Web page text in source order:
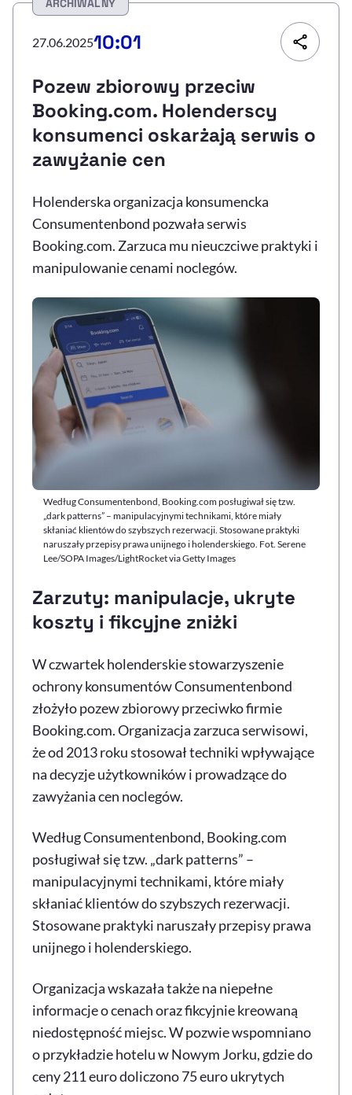
Sprawdź, jak i dlaczego zwiększamy dostępność, otwiera się w nowym
, otwiera się w
ARCHIWALNY
27.06.202510:01
Pozew zbiorowy przeciw
Booking.com. Holenderscy
konsumenci oskarżają serwis o
zawyżanie cen
Holenderska organizacja konsumencka
Consumentenbond pozwała serwis
Booking.com. Zarzuca mu nieuczciwe praktyki i
manipulowanie cenami noclegów.
Według Consumentenbond, Booking.com posługiwał się tzw.
„dark patterns” – manipulacyjnymi technikami, które miały
skłaniać klientów do szybszych rezerwacji. Stosowane praktyki
naruszały przepisy prawa unijnego i holenderskiego. Fot. Serene
Lee/SOPA Images/LightRocket via Getty Images
Zarzuty: manipulacje, ukryte
koszty i fikcyjne zniżki
W czwartek holenderskie stowarzyszenie
ochrony konsumentów Consumentenbond
złożyło pozew zbiorowy przeciwko firmie
Booking.com. Organizacja zarzuca serwisowi,
że od 2013 roku stosował techniki wpływające
na decyzje użytkowników i prowadzące do
zawyżania cen noclegów.
Według Consumentenbond, Booking.com
posługiwał się tzw. „dark patterns” –
manipulacyjnymi technikami, które miały
skłaniać klientów do szybszych rezerwacji.
Stosowane praktyki naruszały przepisy prawa
unijnego i holenderskiego.
Organizacja wskazała także na niepełne
informacje o cenach oraz fikcyjnie kreowaną
niedostępność miejsc. W pozwie wspomniano
o przykładzie hotelu w Nowym Jorku, gdzie do
ceny 211 euro doliczono 75 euro ukrytych